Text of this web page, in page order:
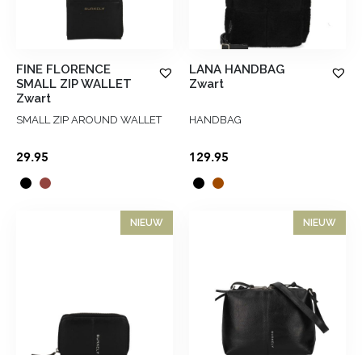
FINE FLORENCE
SMALL ZIP WALLET
Zwart
SMALL ZIP AROUND WALLET
29.95
LANA HANDBAG
Zwart
HANDBAG
129.95
NIEUW NIEUW